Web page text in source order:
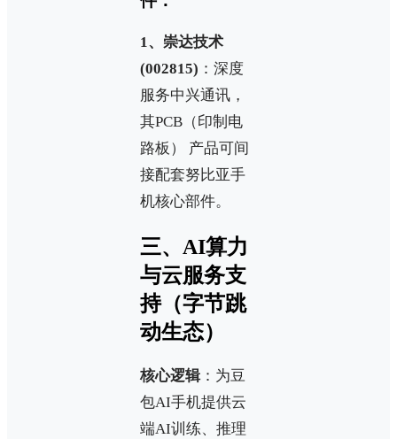
1、崇达技术
(002815) ：深度
服务中兴通讯，
其PCB（印制电
路板） 产品可间
接配套努比亚手
机核心部件。
三、AI算力
与云服务支
持（字节跳
动生态）
核心逻辑：为豆
包AI手机提供云
端AI训练、推理